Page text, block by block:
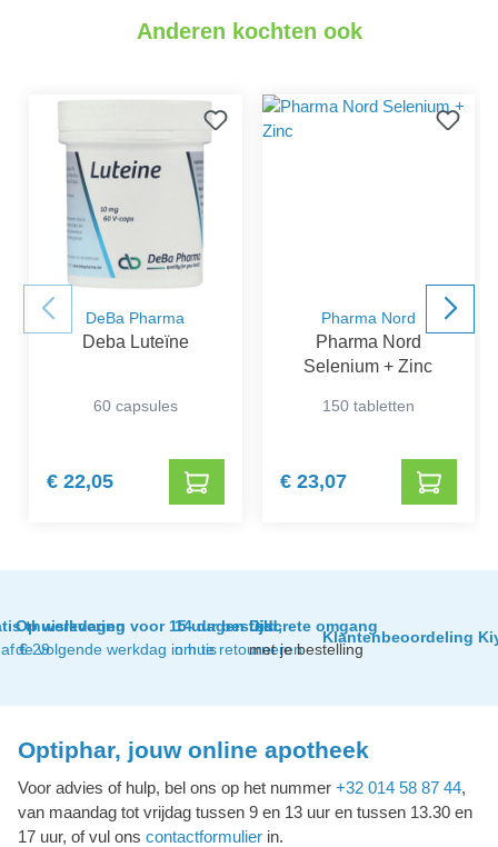
Anderen kochten ook
DeBa Pharma
Deba Luteïne
60 capsules
€ 22,05
Pharma Nord
Pharma Nord
Selenium + Zinc
150 tabletten
€ 23,07
thuislevering
€ 29
Op werkdagen voor 15 uur besteld,
de volgende werkdag in huis
14 dagen tijd
om te retourneren
Discrete omgang
met je bestelling
Klantenbeoordeling
Optiphar, jouw online apotheek
Voor advies of hulp, bel ons op het nummer +32 014 58 87 44,
van maandag tot vrijdag tussen 9 en 13 uur en tussen 13.30 en
17 uur, of vul ons contactformulier in.